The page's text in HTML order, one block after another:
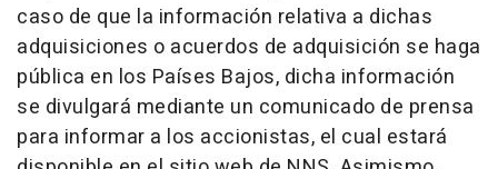
caso de que la información relativa a dichas
adquisiciones o acuerdos de adquisición se haga
pública en los Países Bajos, dicha información
se divulgará mediante un comunicado de prensa
para informar a los accionistas, el cual estará